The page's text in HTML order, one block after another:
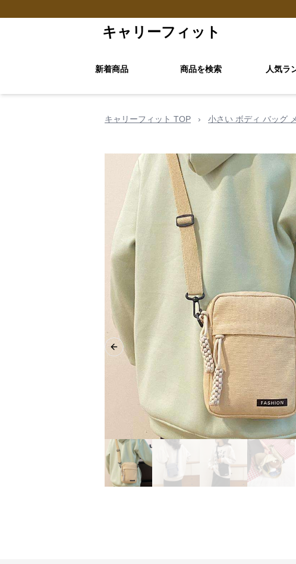
キャリーフィット
新着商品 商品を検索 人気ラ
キャリーフィット TOP › 小さい ボディ バッグ
Previous slide